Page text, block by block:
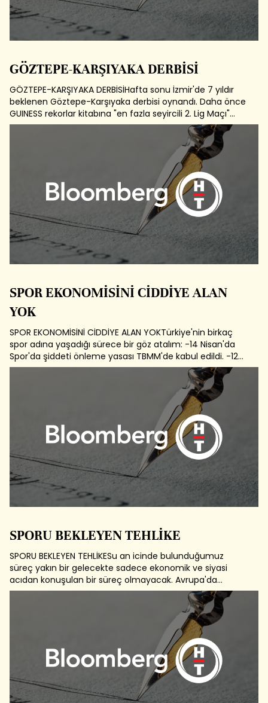
GÖZTEPE-KARŞIYAKA DERBİSİ
GÖZTEPE-KARŞIYAKA DERBİSİHafta sonu İzmir'de 7 yıldır
beklenen Göztepe-Karşıyaka derbisi oynandı. Daha önce
GUINESS rekorlar kitabına "en fazla seyircili 2. Lig Maçı"
olarak giren bu derbinin yine aynı heyecanla geçeceğini
bekleyenler yanıldı. Bunun en ciddi sebebi belki de 3
SPOR EKONOMİSİNİ CİDDİYE ALAN
YOK
SPOR EKONOMİSİNİ CİDDİYE ALAN YOKTürkiye'nin birkaç
spor adına yaşadığı sürece bir göz atalım: -14 Nisan'da
Spor'da şiddeti önleme yasası TBMM'de kabul edildi. -12
Haziran'da Genel Seçimler tamamlandı. -29 Haziran'da
TFF'nin Seçimli Genel Kurulu'nda Mahmet Ali AYDINLAR
SPORU BEKLEYEN TEHLİKE
SPORU BEKLEYEN TEHLİKESu an icinde bulunduğumuz
süreç yakın bir gelecekte sadece ekonomik ve siyasi
acıdan konuşulan bir süreç olmayacak. Avrupa'da
yaşanan borç krizi ve söz konusu krizin kötü yönetilmesi,